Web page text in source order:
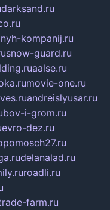
darksand.ru
kompanij.ru
snow-guard.ru
aalse.ru
movie-one.ru
andreislyusar.ru
i-grom.ru
evro-dez.ru
delanalad.ru
roadli.ru
farm.ru